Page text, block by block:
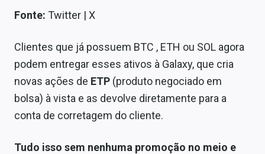
Fonte: Twitter | X
Clientes que já possuem BTC , ETH ou SOL agora
podem entregar esses ativos à Galaxy, que cria
novas ações de ETP (produto negociado em
bolsa) à vista e as devolve diretamente para a
conta de corretagem do cliente.
Tudo isso sem nenhuma promoção no meio e